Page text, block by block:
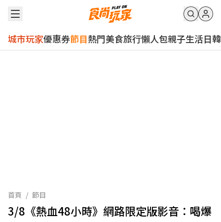
城市玩家優惠券節目熱門美食旅行懶人包親子生活日韓
首頁 / 節目
3/8《熱血48小時》網路限定版影音：喝爆